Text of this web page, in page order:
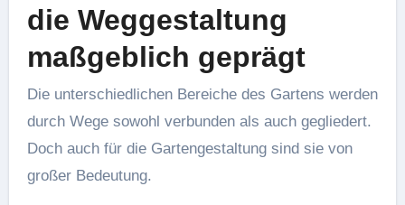
die Weggestaltung
maßgeblich geprägt
Die unterschiedlichen Bereiche des Gartens werden
durch Wege sowohl verbunden als auch gegliedert.
Doch auch für die Gartengestaltung sind sie von
großer Bedeutung.